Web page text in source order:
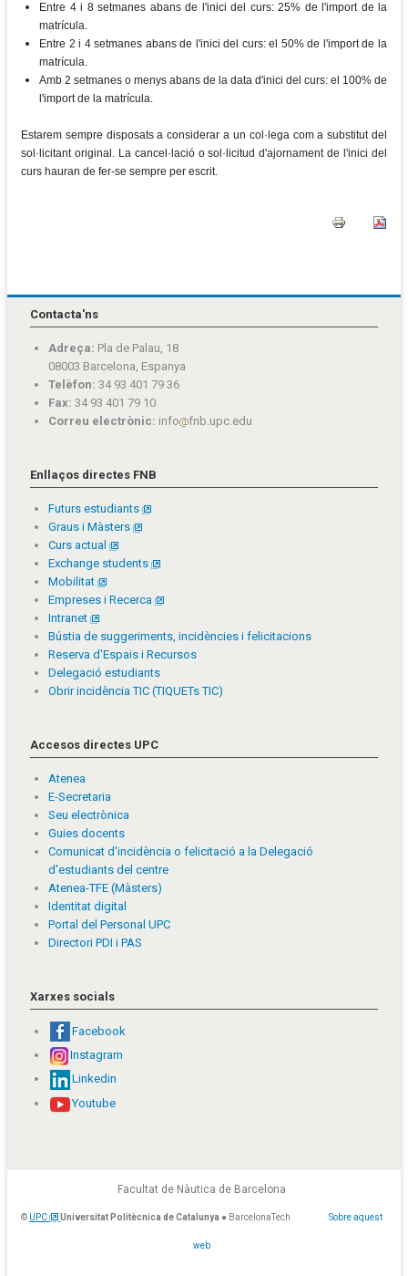
Entre 4 i 8 setmanes abans de l'inici del curs: 25% de l'import de la
matrícula.
Entre 2 i 4 setmanes abans de l'inici del curs: el 50% de l'import de la
matrícula.
Amb 2 setmanes o menys abans de la data d'inici del curs: el 100% de
l'import de la matrícula.
Estarem sempre disposats a considerar a un col·lega com a substitut del
sol·licitant original. La cancel·lació o sol·licitud d'ajornament de l'inici del
curs hauran de fer-se sempre per escrit.
Contacta'ns
Adreça: Pla de Palau, 18
08003 Barcelona, Espanya
Telèfon: 34 93 401 79 36
Fax: 34 93 401 79 10
Correu electrònic: info fnb.upc.edu
Enllaços directes FNB
Futurs estudiants
Graus i Màsters
Curs actual
Exchange students
Mobilitat
Empreses i Recerca
Intranet
Bústia de suggeriments, incidències i felicitacions
Reserva d'Espais i Recursos
Delegació estudiants
Obrir incidència TIC (TIQUETs TIC)
Accesos directes UPC
Atenea
E-Secretaria
Seu electrònica
Guies docents
Comunicat d'incidència o felicitació a la Delegació
d'estudiants del centre
Atenea-TFE (Màsters)
Identitat digital
Portal del Personal UPC
Directori PDI i PAS
Xarxes socials
Facebook
Instagram
Linkedin
Youtube
Facultat de Nàutica de Barcelona
© UPC Universitat Politècnica de Catalunya ● BarcelonaTech Sobre aquest
web